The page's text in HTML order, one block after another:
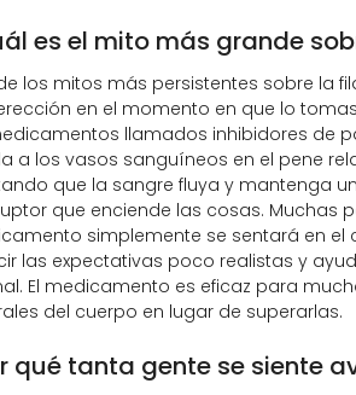
es el mito más grande
los mitos más persistentes sobre la
en el momento en que lo
llamados inhibidores de
a los vasos sanguíneos en el pene
que la sangre fluya y mantenga
que enciende las cosas. Muchas
simplemente se sentará en
las expectativas poco realistas y
El medicamento es eficaz para
del cuerpo en lugar de superarlas.
qué tanta gente se siente